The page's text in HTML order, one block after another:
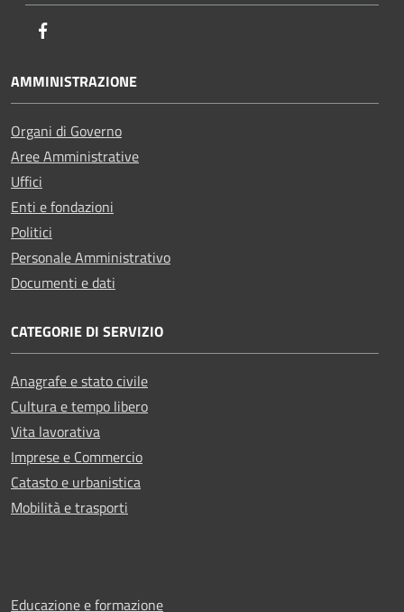
AMMINISTRAZIONE
Organi di Governo
Aree Amministrative
Uffici
Enti e fondazioni
Politici
Personale Amministrativo
Documenti e dati
CATEGORIE DI SERVIZIO
Anagrafe e stato civile
Cultura e tempo libero
Vita lavorativa
Imprese e Commercio
Catasto e urbanistica
Mobilità e trasporti
Educazione e formazione